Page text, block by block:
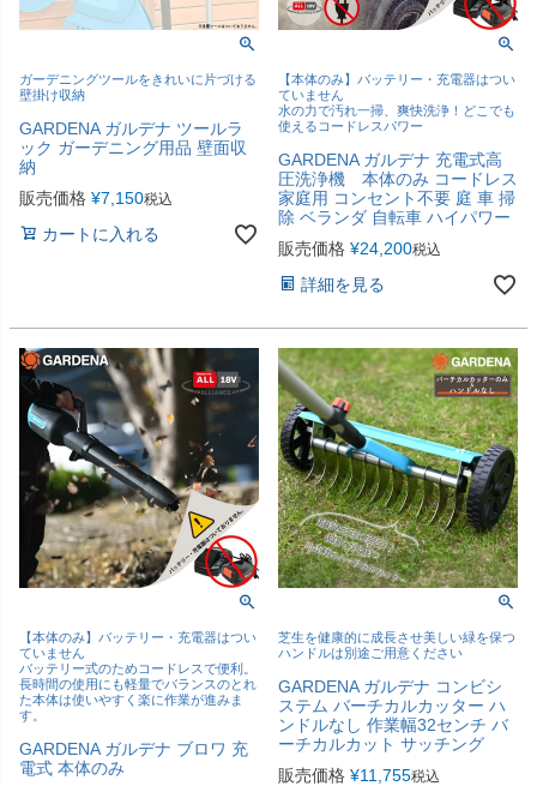
ガーデニングツールをきれいに片づける
壁掛け収納
GARDENA ガルデナ ツールラ
ック ガーデニング用品 壁面収
納
販売価格 ¥7,150税込
カートに入れる
【本体のみ】バッテリー・充電器はつい
ていません
水の力で汚れ一掃、爽快洗浄！どこでも
使えるコードレスパワー
GARDENA ガルデナ 充電式高
圧洗浄機 本体のみ コードレス
家庭用 コンセント不要 庭 車 掃
除 ベランダ 自転車 ハイパワー
販売価格 ¥24,200税込
詳細を見る
【本体のみ】バッテリー・充電器はつい
ていません
バッテリー式のためコードレスで便利。
長時間の使用にも軽量でバランスのとれ
た本体は使いやすく楽に作業が進みま
す。
GARDENA ガルデナ ブロワ 充
電式 本体のみ
芝生を健康的に成長させ美しい緑を保つ
ハンドルは別途ご用意ください
GARDENA ガルデナ コンビシ
ステム バーチカルカッター ハ
ンドルなし 作業幅32センチ バ
ーチカルカット サッチング
販売価格 ¥11,755税込